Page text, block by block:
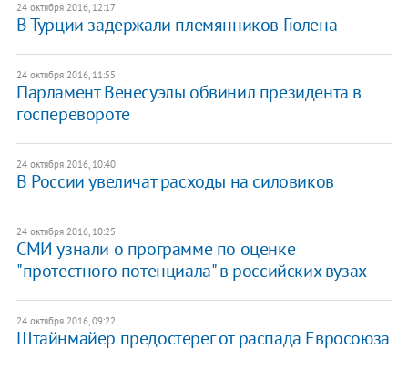
24 октября 2016, 12:17
В Турции задержали племянников Гюлена
24 октября 2016, 11:55
Парламент Венесуэлы обвинил президента в
госперевороте
24 октября 2016, 10:40
В России увеличат расходы на силовиков
24 октября 2016, 10:25
СМИ узнали о программе по оценке
"протестного потенциала" в российских вузах
24 октября 2016, 09:22
Штайнмайер предостерег от распада Евросоюза